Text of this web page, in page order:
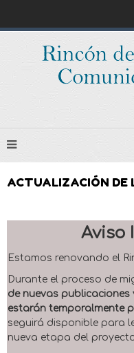
ACTUALIZACIÓN DE
Aviso
Estamos renovando el
Durante el proceso de
de nuevas
estarán temporalmente
seguirá disponible para
nueva etapa del